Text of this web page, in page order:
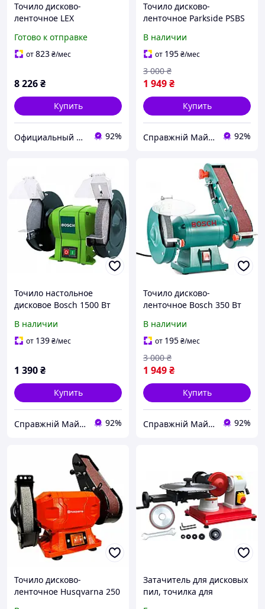
Точило дисково-
ленточное LEX
Готово к отправке
от823₴/мес
8 226₴
Купить
Официальный магазин Kraft&Dele🛠 92%
Точило дисково-
ленточное Parkside PSBS
шлифовальная машина
диск 150 мм лента 50 х
686 мм
В наличии
от 195₴/мес
1 949₴
3 000 ₴
Купить
Справжній Майстер 92%
Точило настольное
дисковое Bosch 1500 Вт
шлифовальная машина с
2 дисками 200 мм 2950
В наличии
от 139₴/мес
1 390₴
Купить
Справжній Майстер 92%
Точило дисково-
ленточное Bosch 350 Вт
шлифовальная машина
Бош диск 150 мм лента 50
х 686 мм
В наличии
от 195₴/мес
1 949₴
3 000 ₴
Купить
Справжній Майстер 92%
Точило дисково-
ленточное Husqvarna 250
Затачитель для дисковых
пил, точилка для